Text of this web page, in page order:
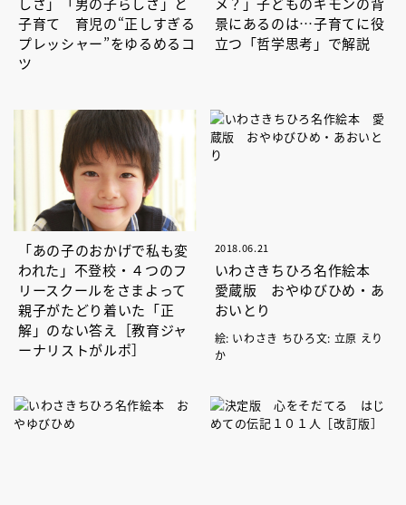
子育て 育児の“正しすぎる
プレッシャー”をゆるめるコ
ツ
景にあるのは…子育てに役
立つ「哲学思考」で解説
「あの子のおかげで私も変
われた」不登校・４つのフ
リースクールをさまよって
親子がたどり着いた「正
解」のない答え［教育ジャ
ーナリストがルポ］
2018.06.21
いわさきちひろ名作絵本
愛蔵版 おやゆびひめ・あ
おいとり
絵: いわさき ちひろ文: 立原 えり
か